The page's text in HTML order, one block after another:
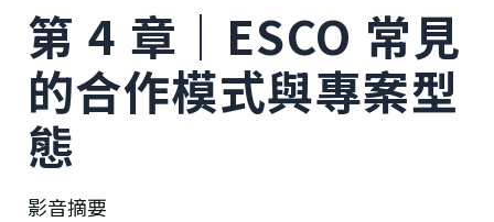
第 4 章｜ESCO 常見
的合作模式與專案型
態
影音摘要